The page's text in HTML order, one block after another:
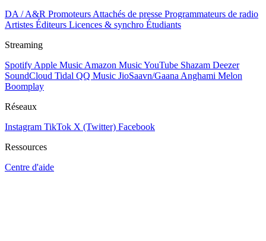
DA / A&R Promoteurs Attachés de presse Programmateurs de radio
Artistes Éditeurs Licences & synchro Étudiants
Streaming
Spotify Apple Music Amazon MusicYouTube Shazam Deezer
SoundCloud Tidal QQ Music JioSaavn/Gaana Anghami Melon
Boomplay
Réseaux
Instagram TikTok X (Twitter) Facebook
Ressources
Centre d'aide